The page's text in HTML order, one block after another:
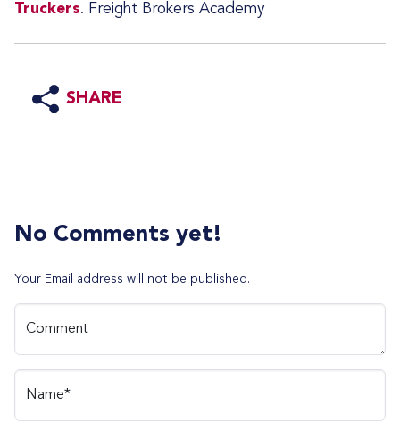
Truckers. Freight Brokers Academy
SHARE
No Comments yet!
Your Email address will not be published.
Comment
Name*